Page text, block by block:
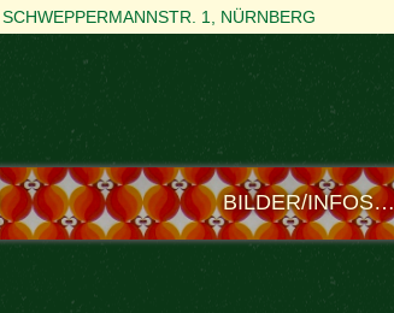
SCHWEPPERMANNSTR. 1, NÜRNBERG
BILDER/INFOS…